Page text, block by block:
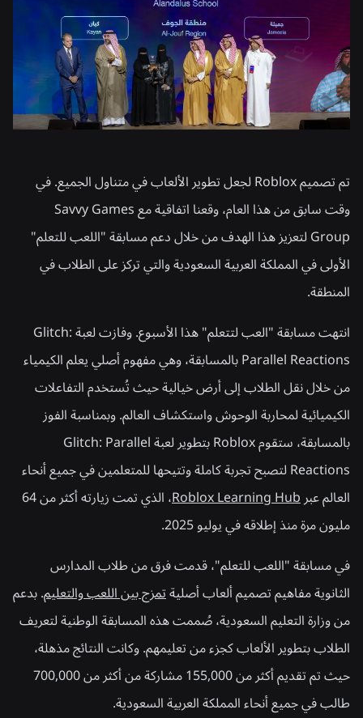
تم تصميم Roblox لجعل تطوير الألعاب في متناول الجميع. في
وقت سابق من هذا العام، وقعنا اتفاقية مع Savvy Games
Group لتعزيز هذا الهدف من خلال دعم مسابقة "اللعب للتعلم"
الأولى في المملكة العربية السعودية والتي تركز على الطلاب في
المنطقة.
انتهت مسابقة "العب لتتعلم" هذا الأسبوع. وفازت لعبة Glitch:
Parallel Reactions بالمسابقة، وهي مفهوم أصلي يعلم الكيمياء
من خلال نقل الطلاب إلى أرض خيالية حيث تُستخدم التفاعلات
الكيميائية لمحاربة الوحوش واستكشاف العالم. وبمناسبة الفوز
بالمسابقة، ستقوم Roblox بتطوير لعبة Glitch: Parallel
Reactions لتصبح تجربة كاملة وتتيحها للمتعلمين في جميع أنحاء
العالم عبرRoblox Learning Hub
، الذي تمت زيارته أكثر من 64
مليون مرة منذ إطلاقه في يوليو 2025.
في مسابقة "اللعب للتعلم"، قدمت فرق من طلاب المدارس
الثانوية مفاهيم تصميم ألعاب أصليةتمزج بين اللعب والتعليم. بدعم
من وزارة التعليم السعودية، صُممت هذه المسابقة الوطنية لتعريف
الطلاب بتطوير الألعاب كجزء من تعليمهم. وكانت النتائج مذهلة،
حيث تم تقديم أكثر من 155,000 مشاركة من أكثر من 700,000
طالب في جميع أنحاء المملكة العربية السعودية.